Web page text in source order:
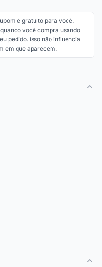
é gratuito para você.
você compra usando
pedido. Isso não influencia
em que aparecem.